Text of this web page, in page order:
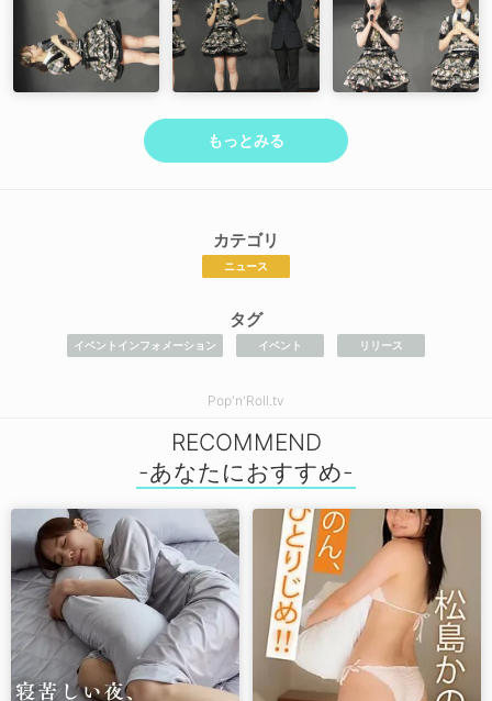
もっとみる
カテゴリ
ニュース
タグ
イベントインフォメーション イベント リリース
Pop'n'Roll.tv
RECOMMEND